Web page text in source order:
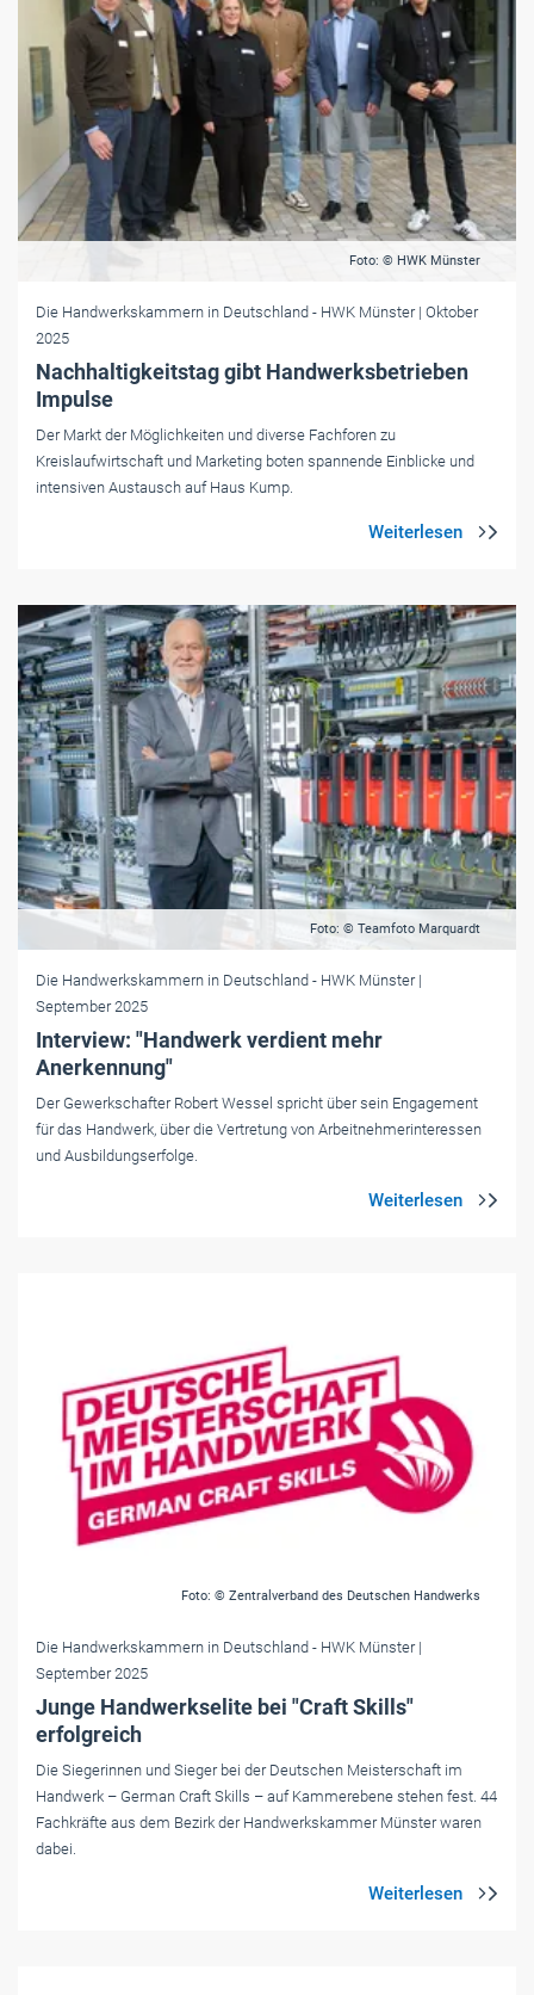
Foto: © HWK Münster
Die Handwerkskammern in Deutschland - HWK Münster | Oktober
2025
Nachhaltigkeitstag gibt Handwerksbetrieben
Impulse
Der Markt der Möglichkeiten und diverse Fachforen zu
Kreislaufwirtschaft und Marketing boten spannende Einblicke und
intensiven Austausch auf Haus Kump.
Foto: © Teamfoto Marquardt
Die Handwerkskammern in Deutschland - HWK Münster |
September 2025
Interview: "Handwerk verdient mehr
Anerkennung"
Der Gewerkschafter Robert Wessel spricht über sein Engagement
für das Handwerk, über die Vertretung von Arbeitnehmerinteressen
und Ausbildungserfolge.
Foto: © Zentralverband des Deutschen Handwerks
Die Handwerkskammern in Deutschland - HWK Münster |
September 2025
Junge Handwerkselite bei "Craft Skills"
erfolgreich
Die Siegerinnen und Sieger bei der Deutschen Meisterschaft im
Handwerk – German Craft Skills – auf Kammerebene stehen fest. 44
Fachkräfte aus dem Bezirk der Handwerkskammer Münster waren
dabei.